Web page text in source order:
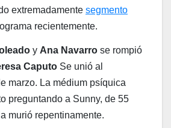
extremadamente segmento
recientemente.
y Ana Navarro se rompió
Caputo Se unió al
marzo. La médium psíquica
preguntando a Sunny, de 55
murió repentinamente.